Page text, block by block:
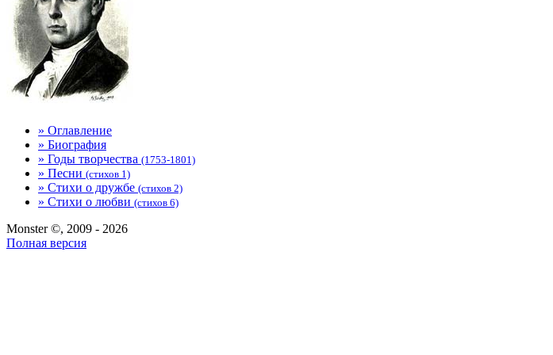
» Оглавление
» Биография
» Годы творчества (1753-1801)
» Песни (стихов 1)
» Стихи о дружбе (стихов 2)
» Стихи о любви (стихов 6)
Monster ©, 2009 - 2026
Полная версия